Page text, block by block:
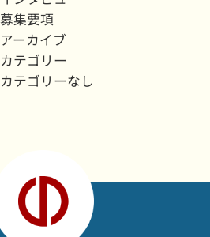
募集要項
アーカイブ
カテゴリー
カテゴリーなし